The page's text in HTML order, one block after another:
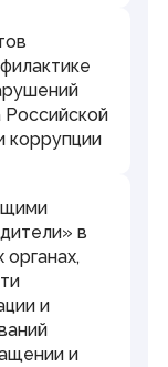
Российской
коррупции
в
и
и